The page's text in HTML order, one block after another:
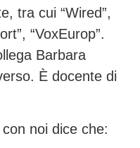
tra cui “Wired”,
“VoxEurop”.
Barbara
È docente di
noi dice che: